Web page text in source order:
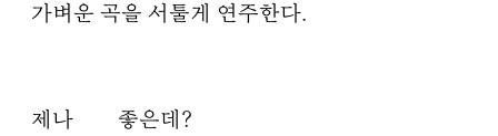
가벼운 곡을 서툴게 연주한다.
제나
좋은데?